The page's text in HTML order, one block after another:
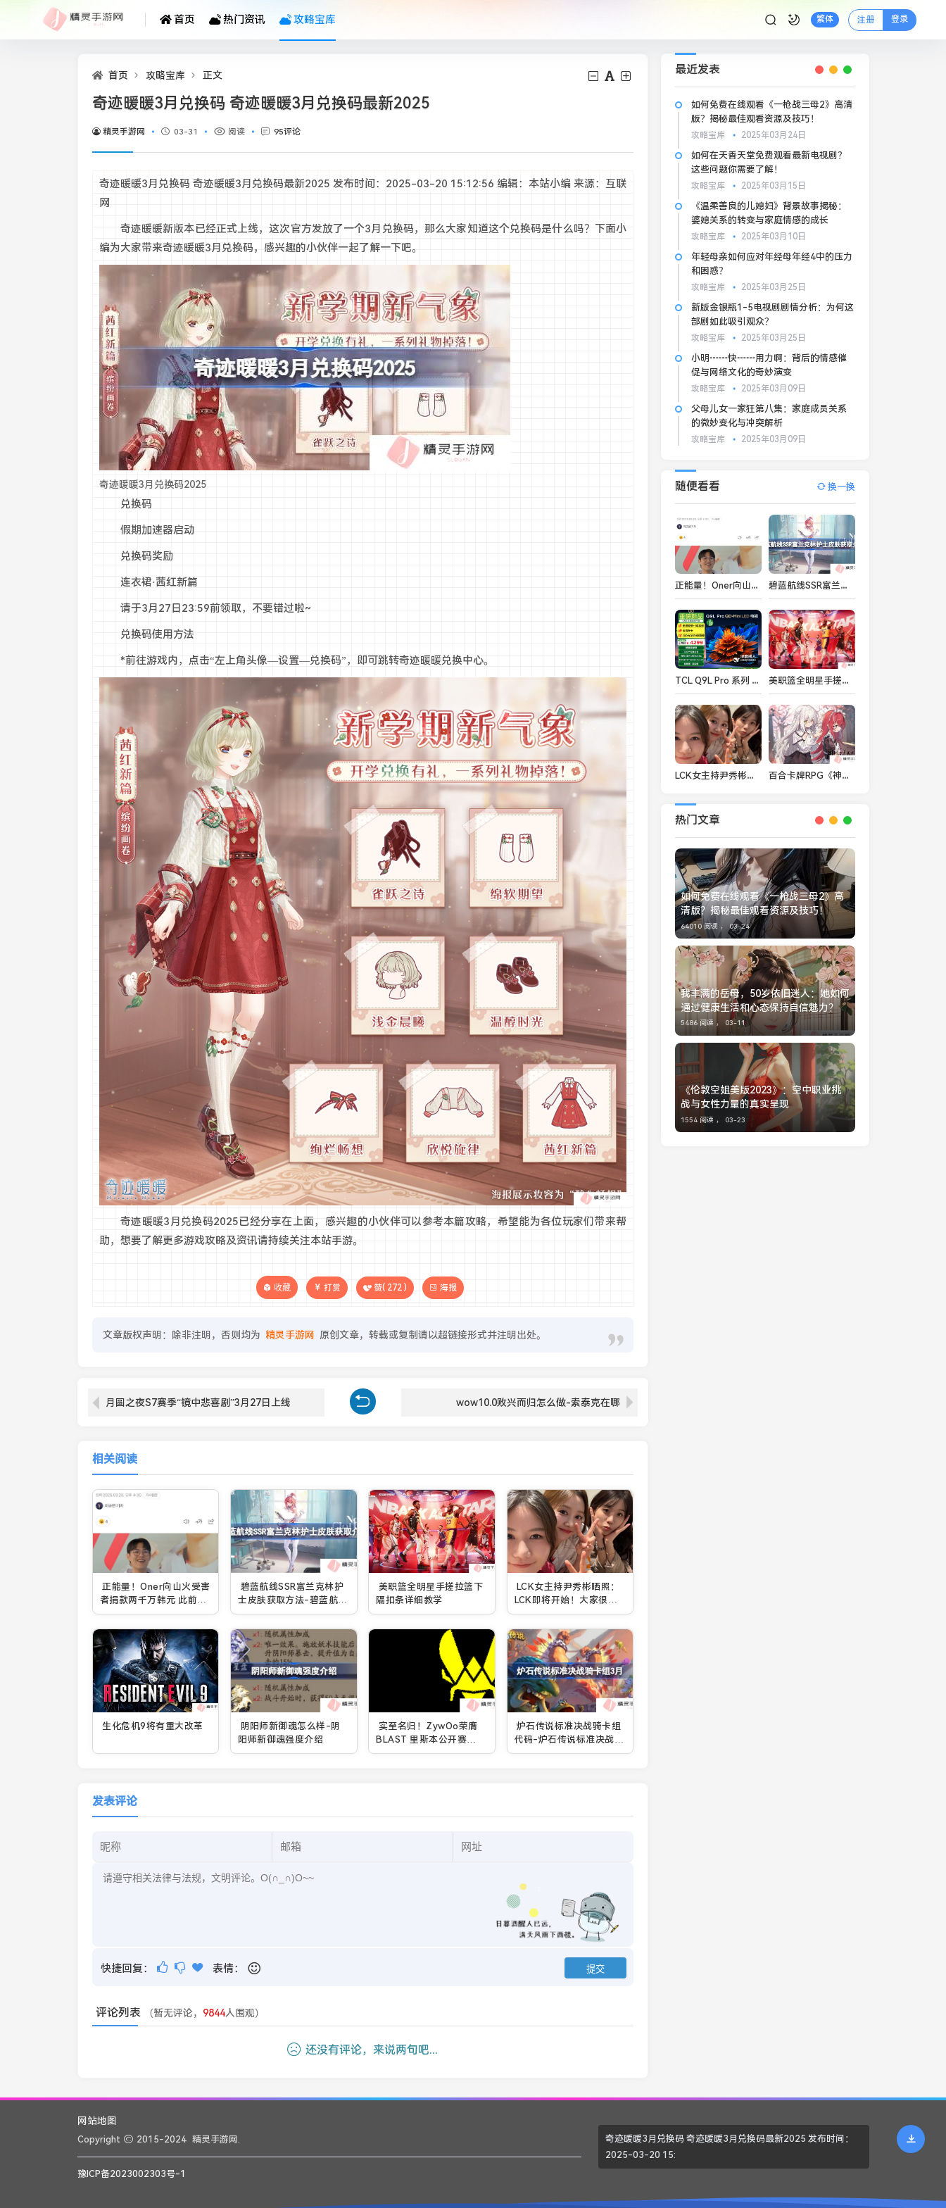
首页 热门资讯 攻略宝库 繁体 注册 登录
首页 攻略宝库 正文
奇迹暖暖3月兑换码 奇迹暖暖3月兑换码最新2025
精灵手游网 03-31 阅读 95评论
奇迹暖暖3月兑换码 奇迹暖暖3月兑换码最新2025 发布时间：2025-03-20 15:12:56 编辑：本站小编 来源：互联
网
奇迹暖暖新版本已经正式上线，这次官方发放了一个3月兑换码，那么大家知道这个兑换码是什么吗？下面小
编为大家带来奇迹暖暖3月兑换码，感兴趣的小伙伴一起了解一下吧。
奇迹暖暖3月兑换码2025
兑换码
假期加速器启动
兑换码奖励
连衣裙·茜红新篇
请于3月27日23:59前领取，不要错过啦~
兑换码使用方法
*前往游戏内，点击“左上角头像—设置—兑换码”，即可跳转奇迹暖暖兑换中心。
奇迹暖暖3月兑换码2025已经分享在上面，感兴趣的小伙伴可以参考本篇攻略，希望能为各位玩家们带来帮
助，想要了解更多游戏攻略及资讯请持续关注本站手游。
收藏 打赏 赞( 272 ) 海报
文章版权声明：除非注明，否则均为 精灵手游网 原创文章，转载或复制请以超链接形式并注明出处。
月圆之夜S7赛季“镜中悲喜剧”3月27日上线‌‌ wow10.0败兴而归怎么做-索泰克在哪
相关阅读
正能量！Oner向山火受害
者捐款两千万韩元 此前
Chovy也捐2000万
碧蓝航线SSR富兰克林护
士皮肤获取方法-碧蓝航线
SSR富兰克林护士皮肤怎
么获取
美职篮全明星手搓拉篮下
隔扣条详细教学
LCK女主持尹秀彬晒照：
LCK即将开始！大家很快
见啦～
生化危机9将有重大改革
阴阳师新御魂怎么样-阴
阳师新御魂强度介绍
实至名归！ZywOo荣膺
BLAST 里斯本公开赛
2025赛事MVP
炉石传说标准决战骑卡组
代码-炉石传说标准决战骑
推荐3月
发表评论
快捷回复： 表情：
评论列表 （暂无评论， 9844人围观）
还没有评论，来说两句吧...
最近发表
如何免费在线观看《一枪战三母2》高清
版？揭秘最佳观看资源及技巧！
攻略宝库 2025年03月24日
如何在天香天堂免费观看最新电视剧？
这些问题你需要了解！
攻略宝库 2025年03月15日
《温柔善良的儿媳妇》背景故事揭秘：
婆媳关系的转变与家庭情感的成长
攻略宝库 2025年03月10日
年轻母亲如何应对年经母年经4中的压力
和困惑？
攻略宝库 2025年03月25日
新版金银瓶1-5电视剧剧情分析：为何这
部剧如此吸引观众？
攻略宝库 2025年03月25日
小明┅┅快┅┅用力啊：背后的情感催
促与网络文化的奇妙演变
攻略宝库 2025年03月09日
父母儿女一家狂第八集：家庭成员关系
的微妙变化与冲突解析
攻略宝库 2025年03月09日
随便看看 换一换
正能量！Oner向山火受害者捐款两千万韩元 此前Chovy也捐2000万 碧蓝航线SSR富兰克林护士皮肤获取方法-碧蓝航线SSR富兰克林护士皮肤怎么获取
TCL Q9L Pro 系列 QD-Mini LED 电视发布：7000:1 静态对比度、可选 55-98 英寸，4299 元起 美职篮全明星手搓拉篮下隔扣条详细教学
LCK女主持尹秀彬晒照：LCK即将开始！大家很快见啦～ 百合卡牌RPG《神树残响》现已正式发售
热门文章
如何免费在线观看《一枪战三母2》高
清版？揭秘最佳观看资源及技巧！
64010 阅读 ， 03-24
我丰满的岳母，50岁依旧迷人：她如何
通过健康生活和心态保持自信魅力？
5486 阅读 ， 03-11
《伦敦空姐美版2023》：空中职业挑
战与女性力量的真实呈现
1554 阅读 ， 03-23
网站地图
Copyright 2015-2024 精灵手游网.
奇迹暖暖3月兑换码 奇迹暖暖3月兑换码最新2025 发布时间：
2025-03-20 15:
豫ICP备2023002303号-1